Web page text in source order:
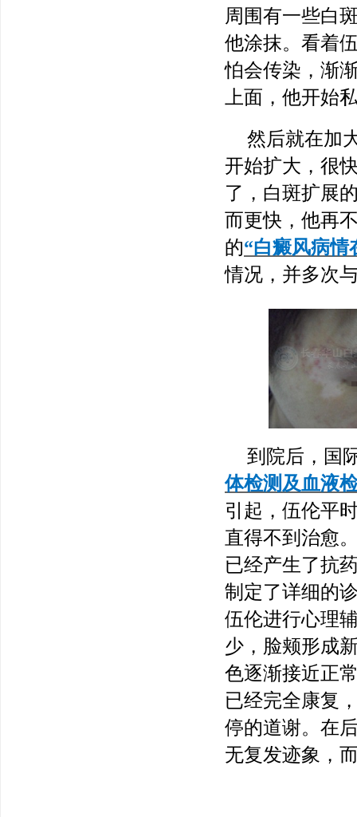
周围有一些白
他涂抹。看着
怕会传染，渐
上面，他开始
然后就在加
开始扩大，很
了，白斑扩展
而更快，他再
的“白癜风病情
情况，并多次
到院后，国
体检测及血液
引起，伍伦平
直得不到治愈
已经产生了抗
制定了详细的
伍伦进行心理
少，脸颊形成
色逐渐接近正
已经完全康复
停的道谢。在
无复发迹象，